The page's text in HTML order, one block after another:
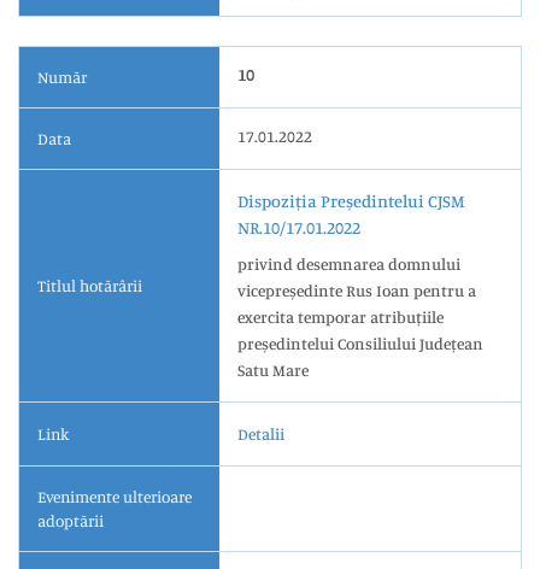
Număr 10
Data 17.01.2022
Titlul hotărârii
Dispoziția Președintelui CJSM
NR.10/17.01.2022
privind desemnarea domnului
vicepreședinte Rus Ioan pentru a
exercita temporar atribuțiile
președintelui Consiliului Județean
Satu Mare
Link Detalii
Evenimente ulterioare
adoptării